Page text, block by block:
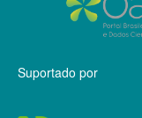
Suportado por